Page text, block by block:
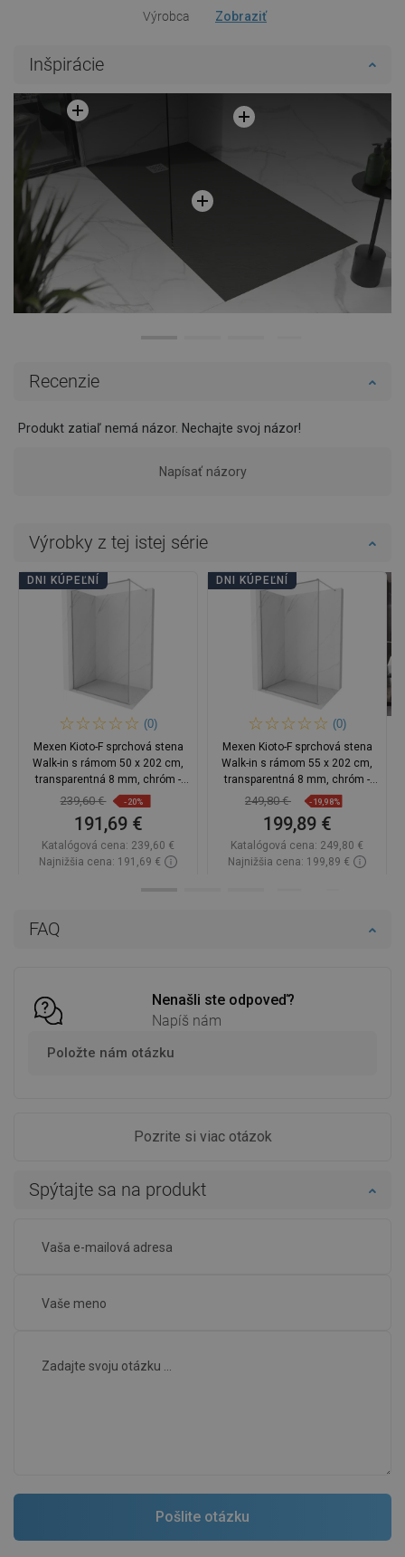
Výrobca Zobraziť
Inšpirácie
FAQ
Nenašli ste odpoveď?
Napíš nám
Položte nám otázku
Pozrite si viac otázok
Recenzie
Produkt zatiaľ nemá názor. Nechajte svoj názor!
Napísať názory
Spýtajte sa na produkt
Výrobky z tej istej série
DNI KÚPEĽNÍ
(0)
Mexen Kioto-F sprchová stena
Walk-in s rámom 50 x 202 cm,
transparentná 8 mm, chróm -
800-050-104-01-00
239,60 € -20%
191,69 €
Katalógová cena: 239,60 €
Najnižšia cena: 191,69 €
DNI KÚPEĽNÍ
(0)
Mexen Kioto-F sprchová stena
Walk-in s rámom 55 x 202 cm,
transparentná 8 mm, chróm -
800-055-104-01-00
249,80 € -19,98%
199,89 €
Katalógová cena: 249,80 €
Najnižšia cena: 199,89 €